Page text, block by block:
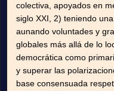
colectiva, apoyados en
siglo XXI, 2) teniendo
aunando voluntades y
globales más allá de lo
democrática como
y superar las
base consensuada